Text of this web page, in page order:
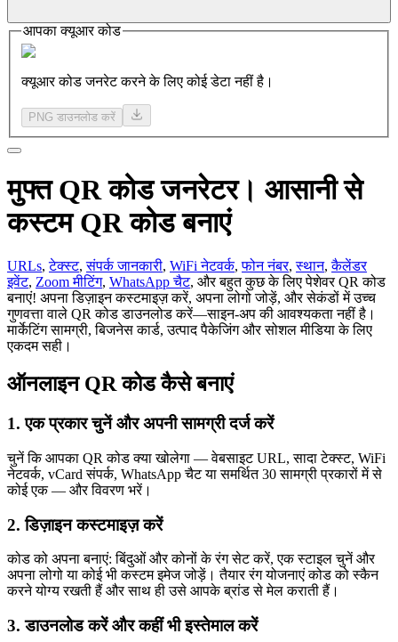
आपका क्यूआर कोड
क्यूआर कोड जनरेट करने के लिए कोई डेटा नहीं है।
PNG डाउनलोड करें
मुफ्त QR कोड जनरेटर। आसानी से
कस्टम QR कोड बनाएं
URLs,टेक्स्ट,संपर्क जानकारी, WiFi नेटवर्क,फोन नंबर,स्थान,कैलेंडर
इवेंट, Zoom मीटिंग, WhatsApp चैट, और बहुत कुछ के लिए पेशेवर QR कोड
बनाएं! अपना डिज़ाइन कस्टमाइज़ करें, अपना लोगो जोड़ें, और सेकंडों में उच्च
गुणवत्ता वाले QR कोड डाउनलोड करें—साइन-अप की आवश्यकता नहीं है।
मार्केटिंग सामग्री, बिजनेस कार्ड, उत्पाद पैकेजिंग और सोशल मीडिया के लिए
एकदम सही।
ऑनलाइन QR कोड कैसे बनाएं
1.एक प्रकार चुनें और अपनी सामग्री दर्ज करें
चुनें कि आपका QR कोड क्या खोलेगा — वेबसाइट URL, सादा टेक्स्ट, WiFi
नेटवर्क, vCard संपर्क, WhatsApp चैट या समर्थित 30 सामग्री प्रकारों में से
कोई एक — और विवरण भरें।
2.डिज़ाइन कस्टमाइज़ करें
कोड को अपना बनाएं: बिंदुओं और कोनों के रंग सेट करें, एक स्टाइल चुनें और
अपना लोगो या कोई भी कस्टम इमेज जोड़ें। तैयार रंग योजनाएं कोड को स्कैन
करने योग्य रखती हैं और साथ ही उसे आपके ब्रांड से मेल कराती हैं।
3.डाउनलोड करें और कहीं भी इस्तेमाल करें